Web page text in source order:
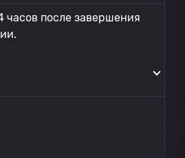
часов после завершения